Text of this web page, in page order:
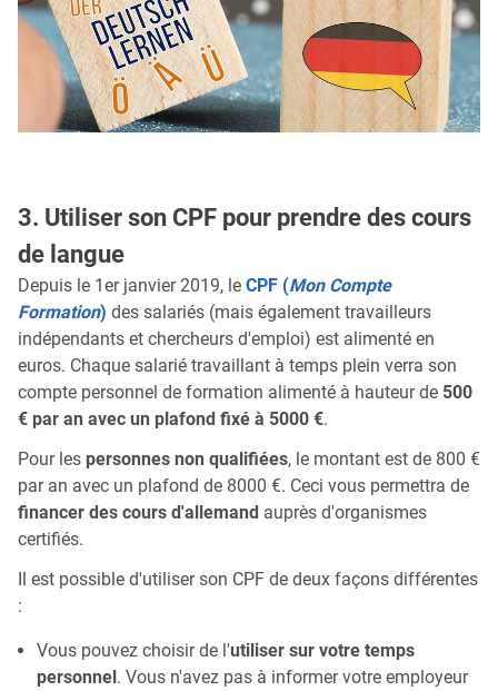
3. Utiliser son CPF pour prendre des cours
de langue
Depuis le 1er janvier 2019, le CPF (Mon Compte
Formation) des salariés (mais également travailleurs
indépendants et chercheurs d'emploi) est alimenté en
euros. Chaque salarié travaillant à temps plein verra son
compte personnel de formation alimenté à hauteur de 500
€ par an avec un plafond fixé à 5000 €.
Pour les personnes non qualifiées, le montant est de 800 €
par an avec un plafond de 8000 €. Ceci vous permettra de
financer des cours d'allemand auprès d'organismes
certifiés.
Il est possible d'utiliser son CPF de deux façons différentes
:
Vous pouvez choisir de l'utiliser sur votre temps
personnel. Vous n'avez pas à informer votre employeur